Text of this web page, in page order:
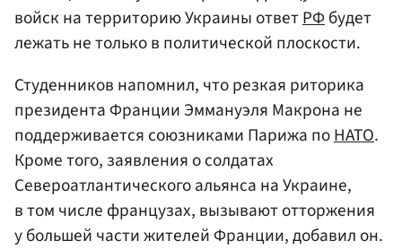
войск на территорию Украины ответРФбудет
лежать не только в политической плоскости.
Студенников напомнил, что резкая риторика
президента Франции Эммануэля Макрона не
поддерживается союзниками Парижа поНАТО.
Кроме того, заявления о солдатах
Североатлантического альянса на Украине,
в том числе французах, вызывают отторжения
у большей части жителей Франции, добавил он.